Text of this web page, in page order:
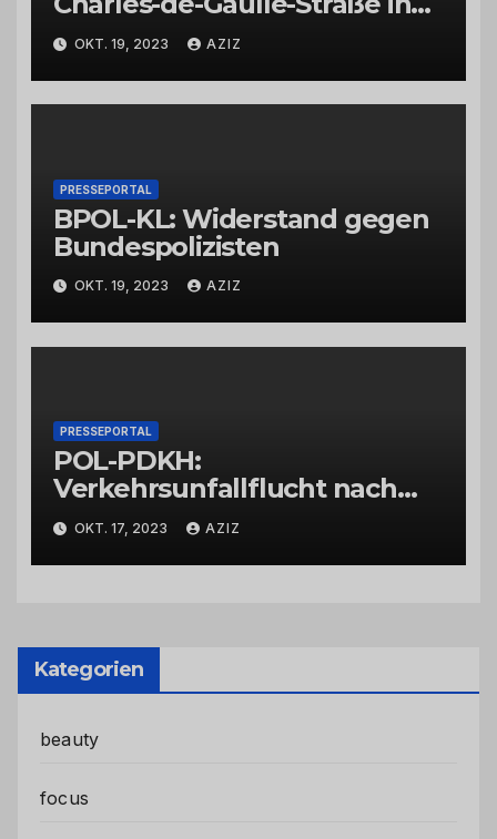
Bad Kreuznach beeinflusst
Feierabendverkehr
OKT. 19, 2023 AZIZ
PRESSEPORTAL
BPOL-KL: Widerstand gegen
Bundespolizisten
OKT. 19, 2023 AZIZ
PRESSEPORTAL
POL-PDKH:
Verkehrsunfallflucht nach
Abbiegevorgang
OKT. 17, 2023 AZIZ
Kategorien
beauty
focus